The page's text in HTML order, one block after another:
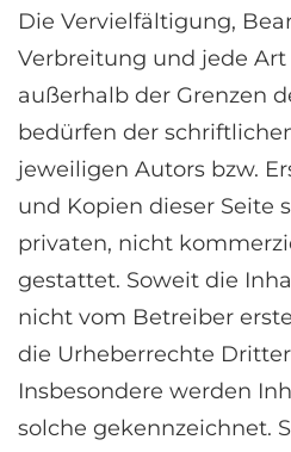
Die Vervielfältigung,
Verbreitung und jede
außerhalb der Grenzen
bedürfen der
jeweiligen Autors bzw.
und Kopien dieser Seite
privaten, nicht
gestattet. Soweit die
nicht vom Betreiber
die Urheberrechte
Insbesondere werden
solche gekennzeichnet.